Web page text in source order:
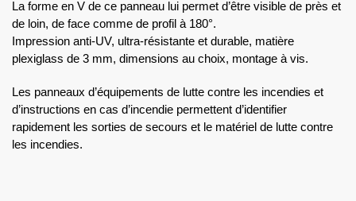
La forme en V de ce panneau lui permet d’être visible de près et
de loin, de face comme de profil à 180°.
Impression anti-UV, ultra-résistante et durable, matière
plexiglass de 3 mm, dimensions au choix, montage à vis.
Les panneaux d’équipements de lutte contre les incendies et
d’instructions en cas d’incendie permettent d’identifier
rapidement les sorties de secours et le matériel de lutte contre
les incendies.